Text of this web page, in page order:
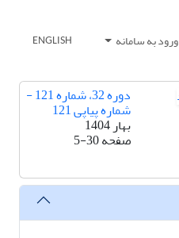
ورود به سامانه ENGLISH
دوره 32، شماره 121 -
شماره پیاپی 121
بهار 1404
صفحه5-30